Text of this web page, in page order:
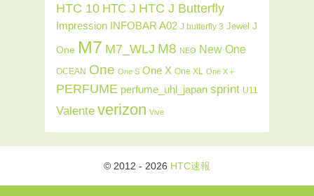
HTC 10 HTC J HTC J Butterfly
Impression INFOBAR A02 J butterfly 3 Jewel J
One M7 M7_WLJ M8 NEO New One
OCEAN One One S One X One XL One X＋
PERFUME perfume_uhl_japan sprint U11
Valente verizon Vive
© 2012 - 2026 HTC速報